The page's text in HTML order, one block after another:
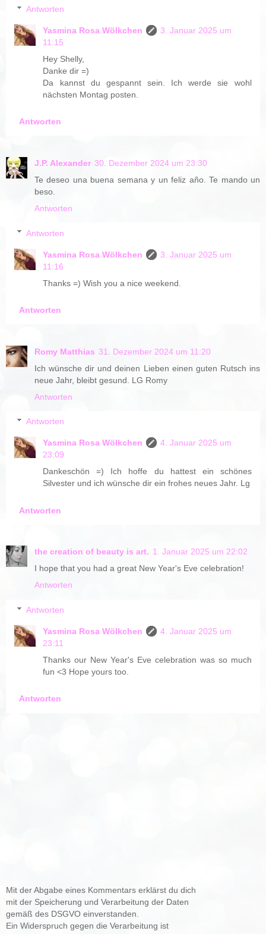
Antworten
Yasmina Rosa Wölkchen
3. Januar 2025 um
11:15
Hey Shelly,
Danke dir =)
Da kannst du gespannt sein. Ich werde sie wohl
nächsten Montag posten.
Antworten
J.P. Alexander 30. Dezember 2024 um 23:30
Te deseo una buena semana y un feliz año. Te mando un
beso.
Antworten
Antworten
Yasmina Rosa Wölkchen
3. Januar 2025 um
11:16
Thanks =) Wish you a nice weekend.
Antworten
Romy Matthias 31. Dezember 2024 um 11:20
Ich wünsche dir und deinen Lieben einen guten Rutsch ins
neue Jahr, bleibt gesund. LG Romy
Antworten
Antworten
Yasmina Rosa Wölkchen
4. Januar 2025 um
23:09
Dankeschön =) Ich hoffe du hattest ein schönes
Silvester und ich wünsche dir ein frohes neues Jahr. Lg
Antworten
the creation of beauty is art. 1. Januar 2025 um 22:02
I hope that you had a great New Year's Eve celebration!
Antworten
Antworten
Yasmina Rosa Wölkchen
4. Januar 2025 um
23:11
Thanks our New Year's Eve celebration was so much
fun <3 Hope yours too.
Antworten
Mit der Abgabe eines Kommentars erklärst du dich
mit der Speicherung und Verarbeitung der Daten
gemäß des DSGVO einverstanden.
Ein Widerspruch gegen die Verarbeitung ist